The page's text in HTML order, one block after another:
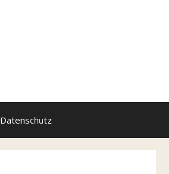
Datenschutz